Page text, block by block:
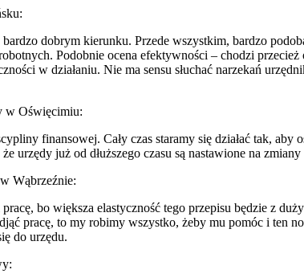
dobrym kierunku. Przede wszystkim, bardzo
Podobnie ocena efektywności – chodzi
w działaniu. Nie ma sensu słuchać narzekań
w Oświęcimiu:
finansowej. Cały czas staramy się działać tak,
urzędy już od dłuższego czasu są nastawione na
Wąbrzeźnie:
bo większa elastyczność tego przepisu będzie z
pracę, to my robimy wszystko, żeby mu pomóc i ten
do urzędu.